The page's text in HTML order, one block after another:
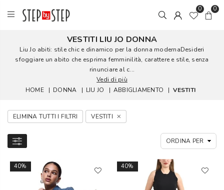
0 0
VESTITI LIU JO DONNA
Liu Jo abiti: stile chic e dinamico per la donna modernaDesideri
sfoggiare un abito che esprima femminilità, carattere e stile, senza
rinunciare al c...
Vedi di più
HOME
| DONNA | LIU JO | ABBIGLIAMENTO | VESTITI
ELIMINA TUTTI I FILTRI VESTITI
40% 40%